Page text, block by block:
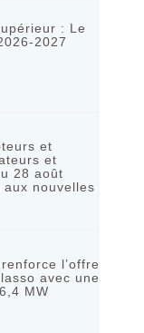
: Le
2027
et
et
28 août
nouvelles
l’offre
avec une
MW